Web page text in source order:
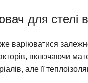
для стелі в
варіюватися
включаючи
але її